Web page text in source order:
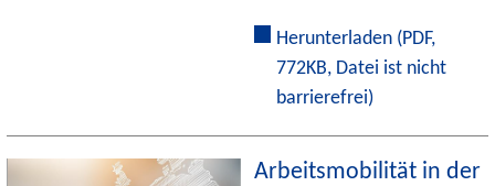
Herunterladen (PDF,
772KB, Datei ist nicht
barrierefrei)
Arbeitsmobilität in der